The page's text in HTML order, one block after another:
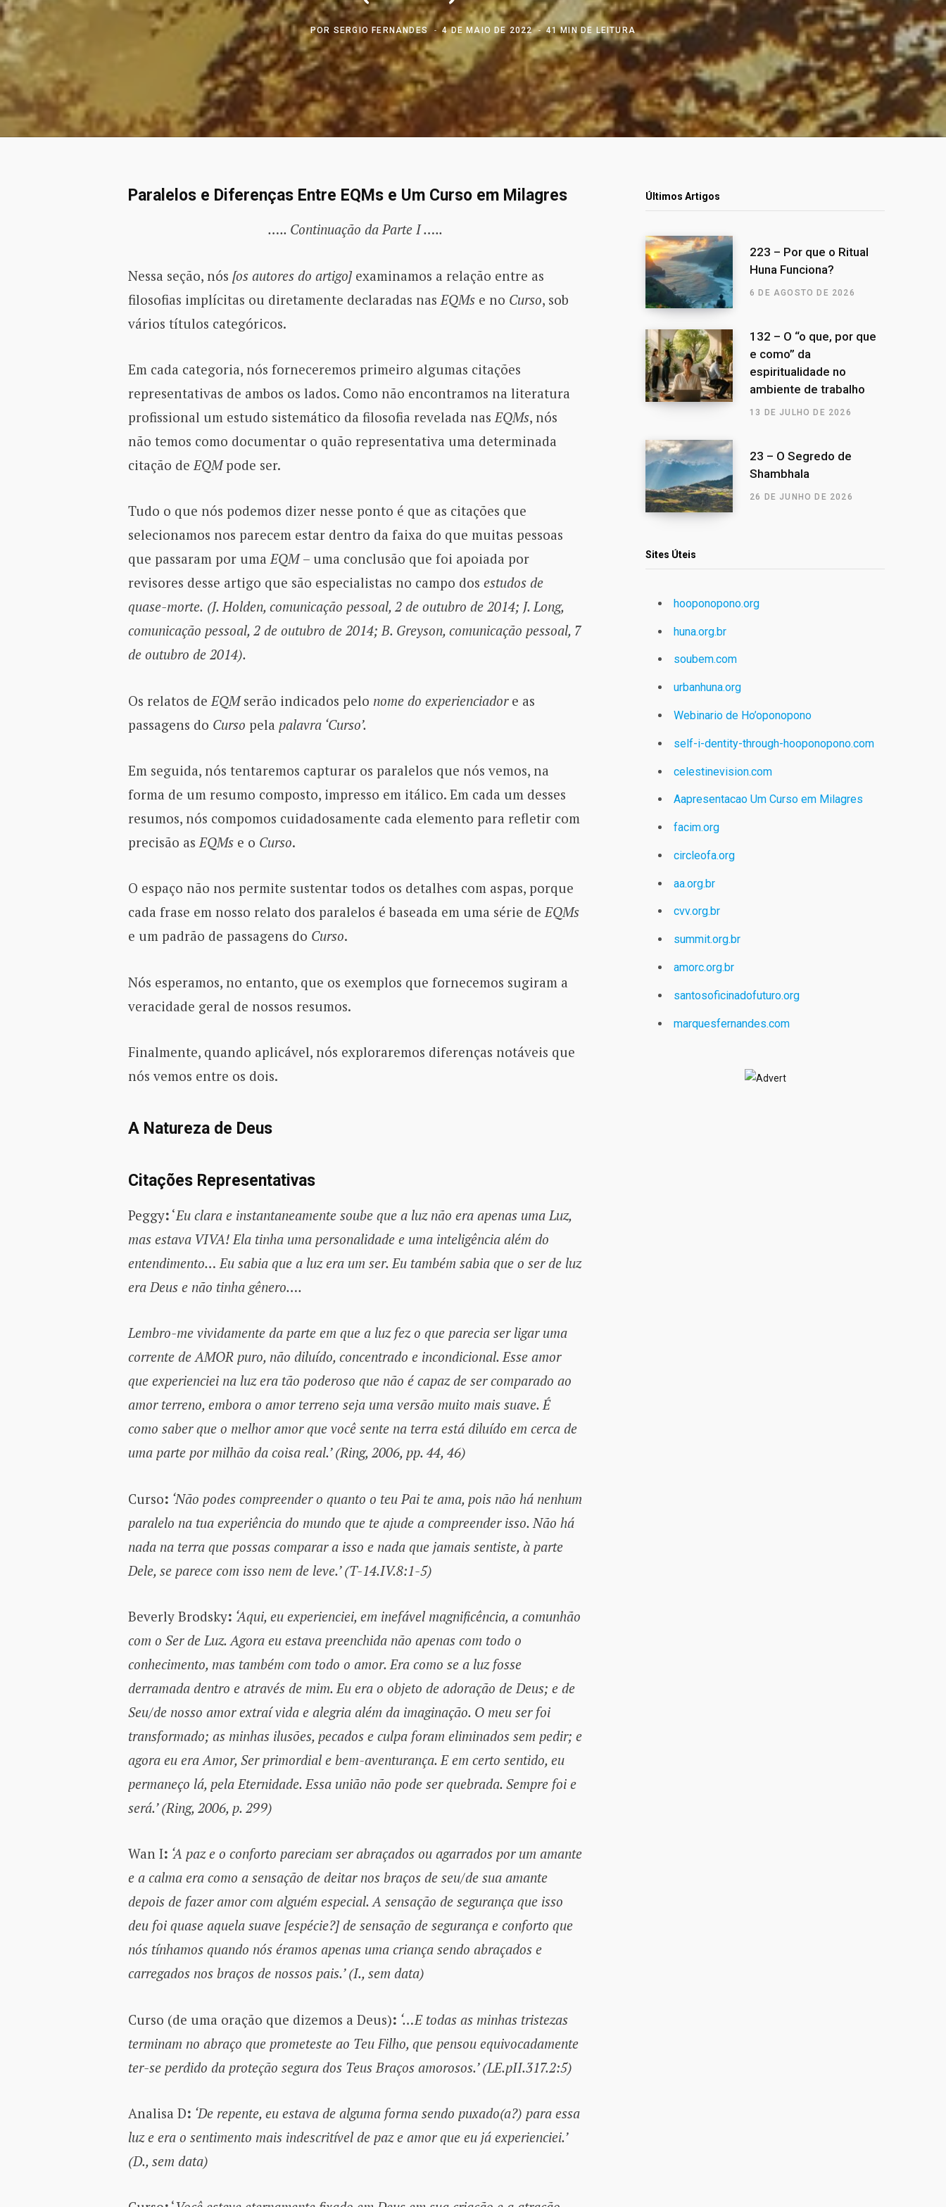
POR SERGIO FERNANDES 4 DE MAIO DE 2022 41 MIN DE LEITURA
Paralelos e Diferenças Entre EQMs e Um Curso em Milagres
….. Continuação da Parte I …..
Nessa seção, nós [os autores do artigo]examinamos a relação entre as
filosofias implícitas ou diretamente declaradas nas EQMs e no Curso, sob
vários títulos categóricos.
Em cada categoria, nós forneceremos primeiro algumas citações
representativas de ambos os lados. Como não encontramos na literatura
profissional um estudo sistemático da filosofia revelada nasEQMs, nós
não temos como documentar o quão representativa uma determinada
citação deEQMpode ser.
Tudo o que nós podemos dizer nesse ponto é que as citações que
selecionamos nos parecem estar dentro da faixa do que muitas pessoas
que passaram por umaEQM– uma conclusão que foi apoiada por
revisores desse artigo que são especialistas no campo dos estudos de
quase-morte. (J. Holden, comunicação pessoal, 2 de outubro de 2014; J. Long,
comunicação pessoal, 2 de outubro de 2014; B. Greyson, comunicação pessoal, 7
de outubro de 2014).
Os relatos de EQMserão indicados pelo nome do experienciadore as
passagens do Curso pela palavra ‘Curso’.
Em seguida, nós tentaremos capturar os paralelos que nós vemos, na
forma de um resumo composto, impresso em itálico. Em cada um desses
resumos, nós compomos cuidadosamente cada elemento para refletir com
precisão asEQMs e o Curso.
O espaço não nos permite sustentar todos os detalhes com aspas, porque
cada frase em nosso relato dos paralelos é baseada em uma série deEQMs
e um padrão de passagens do Curso.
Nós esperamos, no entanto, que os exemplos que fornecemos sugiram a
veracidade geral de nossos resumos.
Finalmente, quando aplicável, nós exploraremos diferenças notáveis ​​que
nós vemos entre os dois.
A Natureza de Deus
Citações Representativas
Peggy:‘Eu clara e instantaneamente soube que a luz não era apenas uma Luz,
mas estava VIVA! Ela tinha uma personalidade e uma inteligência além do
entendimento… Eu sabia que a luz era um ser. Eu também sabia que o ser de luz
era Deus e não tinha gênero….
Lembro-me vividamente da parte em que a luz fez o que parecia ser ligar uma
corrente de AMOR puro, não diluído, concentrado e incondicional. Esse amor
que experienciei na luz era tão poderoso que não é capaz de ser comparado ao
amor terreno, embora o amor terreno seja uma versão muito mais suave. É
como saber que o melhor amor que você sente na terra está diluído em cerca de
uma parte por milhão da coisa real.’ (Ring, 2006, pp. 44, 46)
Curso: ‘Não podes compreender o quanto o teu Pai te ama, pois não há nenhum
paralelo na tua experiência do mundo que te ajude a compreender isso. Não há
nada na terra que possas comparar a isso e nada que jamais sentiste, à parte
Dele, se parece com isso nem de leve.’ (T-14.IV.8:1-5)
Beverly Brodsky: ‘Aqui, eu experienciei, em inefável magnificência, a comunhão
com o Ser de Luz. Agora eu estava preenchida não apenas com todo o
conhecimento, mas também com todo o amor. Era como se a luz fosse
derramada dentro e através de mim. Eu era o objeto de adoração de Deus; e de
Seu/de nosso amor extraí vida e alegria além da imaginação. O meu ser foi
transformado; as minhas ilusões, pecados e culpa foram eliminados sem pedir; e
agora eu era Amor, Ser primordial e bem-aventurança. E em certo sentido, eu
permaneço lá, pela Eternidade. Essa união não pode ser quebrada. Sempre foi e
será.’ (Ring, 2006, p. 299)
Wan I: ‘A paz e o conforto pareciam ser abraçados ou agarrados por um amante
e a calma era como a sensação de deitar nos braços de seu/de sua amante
depois de fazer amor com alguém especial. A sensação de segurança que isso
deu foi quase aquela suave [espécie?] de sensação de segurança e conforto que
nós tínhamos quando nós éramos apenas uma criança sendo abraçados e
carregados nos braços de nossos pais.’ (I., sem data)
Curso (de uma oração que dizemos a Deus): ‘…E todas as minhas tristezas
terminam no abraço que prometeste ao Teu Filho, que pensou equivocadamente
ter-se perdido da proteção segura dos Teus Braços amorosos.’ (LE.pII.317.2:5)
Analisa D: ‘De repente, eu estava de alguma forma sendo puxado(a?) para essa
luz e era o sentimento mais indescritível de paz e amor que eu já experienciei.’
(D., sem data)
Últimos Artigos
223 – Por que o Ritual
Huna Funciona?
6 DE AGOSTO DE 2026
132 – O “o que, por que
e como” da
espiritualidade no
ambiente de trabalho
13 DE JULHO DE 2026
23 – O Segredo de
Shambhala
26 DE JUNHO DE 2026
Sites Úteis
hooponopono.org
huna.org.br
soubem.com
urbanhuna.org
Webinario de Ho’oponopono
self-i-dentity-through-hooponopono.com
celestinevision.com
Aapresentacao Um Curso em Milagres
facim.org
circleofa.org
aa.org.br
cvv.org.br
summit.org.br
amorc.org.br
santosoficinadofuturo.org
marquesfernandes.com